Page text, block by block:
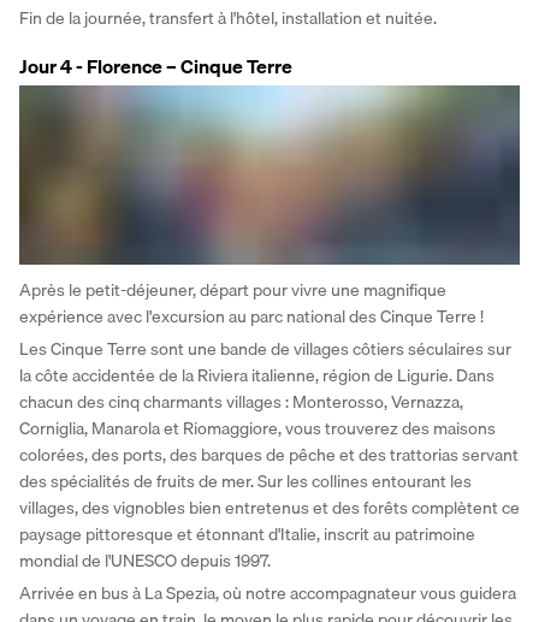
Fin de la journée, transfert à l'hôtel, installation et nuitée.
Jour 4 - Florence – Cinque Terre
Après le petit-déjeuner, départ pour vivre une magnifique
expérience avec l'excursion au parc national des Cinque Terre !
Les Cinque Terre sont une bande de villages côtiers séculaires sur
la côte accidentée de la Riviera italienne, région de Ligurie. Dans
chacun des cinq charmants villages : Monterosso, Vernazza,
Corniglia, Manarola et Riomaggiore, vous trouverez des maisons
colorées, des ports, des barques de pêche et des trattorias servant
des spécialités de fruits de mer. Sur les collines entourant les
villages, des vignobles bien entretenus et des forêts complètent ce
paysage pittoresque et étonnant d'Italie, inscrit au patrimoine
mondial de l'UNESCO depuis 1997.
Arrivée en bus à La Spezia, où notre accompagnateur vous guidera